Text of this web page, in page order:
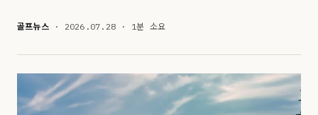
골프뉴스· 2026.07.28 · 1분 소요